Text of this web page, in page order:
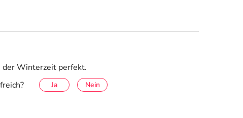
der Winterzeit perfekt.
Ja Nein